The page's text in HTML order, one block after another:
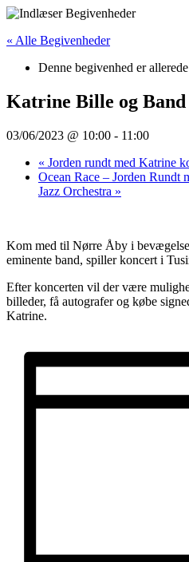
Videre
indhold
« Alle Begivenheder
Denne begivenhed er
Katrine Bille og
03/06/2023 @ 10:00 - 11:00
« Jorden rundt med Katrine
Ocean Race – Jorden Rundt
Jazz Orchestra »
Kom med til Nørre Åby i
eminente band, spiller koncert i
Efter koncerten vil der være
billeder, få autografer og købe
Katrine.